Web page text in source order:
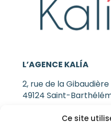
Ce site
L’AGENCE KALÍA
2, rue de la Gibaudière
49124 Saint-